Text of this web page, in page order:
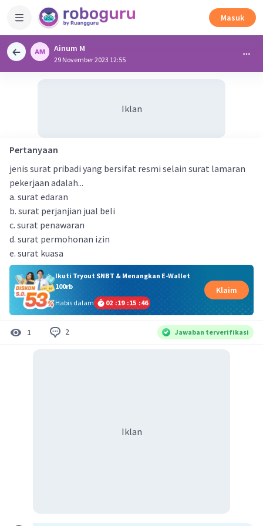
Masuk
Ainum M
29 November 2023 12:55
Iklan
Pertanyaan
jenis surat pribadi yang bersifat resmi selain surat lamaran
pekerjaan adalah...
a. surat edaran
b. surat perjanjian jual beli
c. surat penawaran
d. surat permohonan izin
e. surat kuasa
Ikuti Tryout SNBT & Menangkan E-Wallet
100rb
Habis dalam
02 :19 :15 :45
Klaim
1 2 Jawaban terverifikasi
Iklan